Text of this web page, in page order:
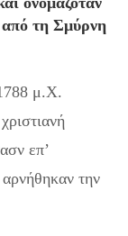
τη Σμύρνη
μ.Χ.
επ’
την